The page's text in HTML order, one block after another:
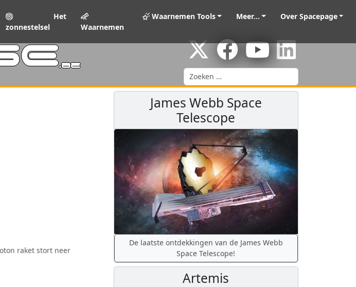
Het
zonnestelsel
Waarnemen
Waarnemen Tools Meer... Over Spacepage
.be
Zoeken
raket stort neer
James Webb Space
Telescope
De laatste ontdekkingen van de James Webb
Space Telescope!
Artemis